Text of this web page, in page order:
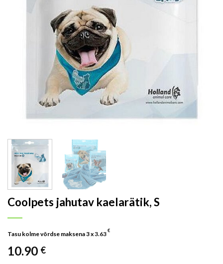
Coolpets jahutav kaelarätik, S
Tasu kolme võrdse maksena 3 x3.63
€
10.90 €